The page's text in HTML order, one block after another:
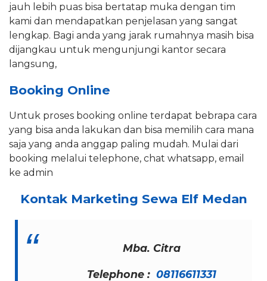
jauh lebih puas bisa bertatap muka dengan tim
kami dan mendapatkan penjelasan yang sangat
lengkap. Bagi anda yang jarak rumahnya masih bisa
dijangkau untuk mengunjungi kantor secara
langsung,
Booking Online
Untuk proses booking online terdapat bebrapa cara
yang bisa anda lakukan dan bisa memilih cara mana
saja yang anda anggap paling mudah. Mulai dari
booking melalui telephone, chat whatsapp, email
ke admin
Kontak Marketing Sewa Elf Medan
Mba. Citra
Telephone : 08116611331